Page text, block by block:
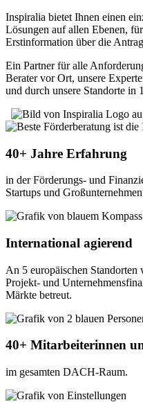
Inspiralia bietet Ihnen einen
Lösungen auf allen Ebenen,
Erstinformation über die
Ein Partner für alle
Berater vor Ort, unsere
und durch unsere Standorte in
40+ Jahre Erfahrung
in der Förderungs- und
Startups und
International agierend
An 5 europäischen
Projekt- und
Märkte betreut.
40+ Mitarbeiterinnen
im gesamten DACH-Raum.